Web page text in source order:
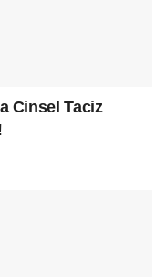
Cinsel Taciz